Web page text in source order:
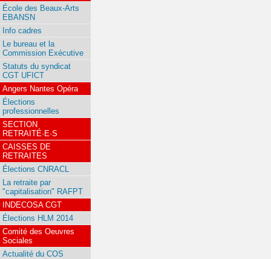
École des Beaux-Arts
EBANSN
Info cadres
Le bureau et la
Commission Exécutive
Statuts du syndicat
CGT UFICT
Angers Nantes Opéra
Élections
professionnelles
SECTION
RETRAITÉ·E·S
CAISSES DE
RETRAITES
Élections CNRACL
La retraite par
"capitalisation" RAFPT
INDECOSA CGT
Élections HLM 2014
Comité des Oeuvres
Sociales
Actualité du COS